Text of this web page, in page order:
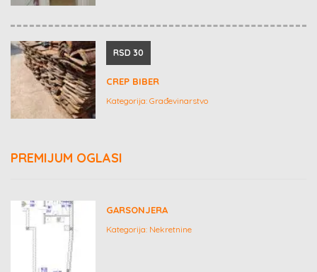
RSD 30
CREP BIBER
Kategorija: Građevinarstvo
PREMIJUM OGLASI
GARSONJERA
Kategorija: Nekretnine